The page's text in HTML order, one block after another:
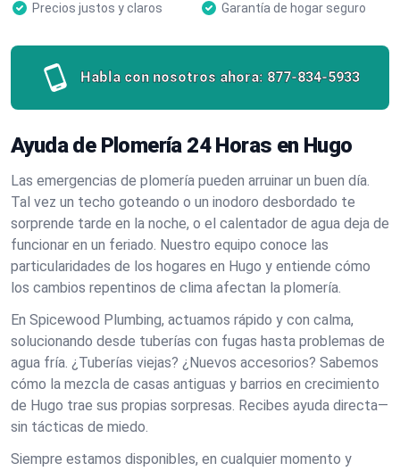
Precios justos y claros Garantía de hogar seguro
Habla con nosotros ahora: 877-834-5933
Ayuda de Plomería 24 Horas en Hugo
Las emergencias de plomería pueden arruinar un buen día.
Tal vez un techo goteando o un inodoro desbordado te
sorprende tarde en la noche, o el calentador de agua deja de
funcionar en un feriado. Nuestro equipo conoce las
particularidades de los hogares en Hugo y entiende cómo
los cambios repentinos de clima afectan la plomería.
En Spicewood Plumbing, actuamos rápido y con calma,
solucionando desde tuberías con fugas hasta problemas de
agua fría. ¿Tuberías viejas? ¿Nuevos accesorios? Sabemos
cómo la mezcla de casas antiguas y barrios en crecimiento
de Hugo trae sus propias sorpresas. Recibes ayuda directa—
sin tácticas de miedo.
Siempre estamos disponibles, en cualquier momento y